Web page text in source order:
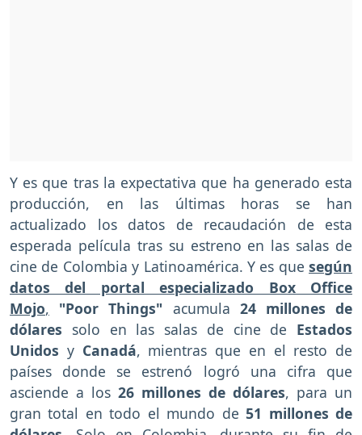
Y es que tras la expectativa que ha generado esta
producción, en las últimas horas se han
actualizado los datos de recaudación de esta
esperada película tras su estreno en las salas de
cine de Colombia y Latinoamérica. Y es que según
datos del portal especializado Box Office
Mojo, "Poor Things" acumula 24 millones de
dólares solo en las salas de cine de Estados
Unidos y Canadá, mientras que en el resto de
países donde se estrenó logró una cifra que
asciende a los 26 millones de dólares, para un
gran total en todo el mundo de 51 millones de